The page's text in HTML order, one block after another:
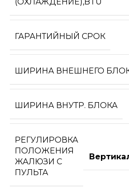
(ОХЛАЖДЕНИЕ),BTU
ГАРАНТИЙНЫЙ СРОК
ШИРИНА ВНЕШНЕГО
ШИРИНА ВНУТР. БЛОКА
РЕГУЛИРОВКА
ПОЛОЖЕНИЯ
ЖАЛЮЗИ С
ПУЛЬТА